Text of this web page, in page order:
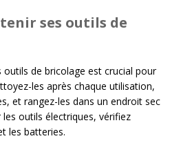
ses outils de
outils de bricolage est crucial pour
les après chaque utilisation,
et rangez-les dans un endroit sec
outils électriques, vérifiez
les batteries.